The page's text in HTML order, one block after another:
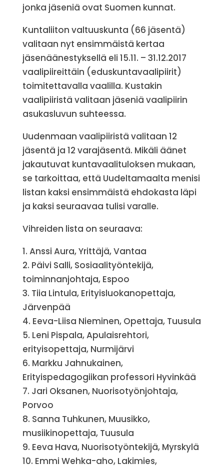
jonka jäseniä ovat Suomen kunnat.
Kuntaliiton valtuuskunta (66 jäsentä)
valitaan nyt ensimmäistä kertaa
jäsenäänestyksellä eli 15.11. – 31.12.2017
vaalipiireittäin (eduskuntavaalipiirit)
toimitettavalla vaalilla. Kustakin
vaalipiiristä valitaan jäseniä vaalipiirin
asukasluvun suhteessa.
Uudenmaan vaalipiiristä valitaan 12
jäsentä ja 12 varajäsentä. Mikäli äänet
jakautuvat kuntavaalituloksen mukaan,
se tarkoittaa, että Uudeltamaalta menisi
listan kaksi ensimmäistä ehdokasta läpi
ja kaksi seuraavaa tulisi varalle.
Vihreiden lista on seuraava:
1. Anssi Aura, Yrittäjä, Vantaa
2. Päivi Salli, Sosiaalityöntekijä,
toiminnanjohtaja, Espoo
3. Tiia Lintula, Erityisluokanopettaja,
Järvenpää
4. Eeva-Liisa Nieminen, Opettaja, Tuusula
5. Leni Pispala, Apulaisrehtori,
erityisopettaja, Nurmijärvi
6. Markku Jahnukainen,
Erityispedagogiikan professori Hyvinkää
7. Jari Oksanen, Nuorisotyönjohtaja,
Porvoo
8. Sanna Tuhkunen, Muusikko,
musiikinopettaja, Tuusula
9. Eeva Hava, Nuorisotyöntekijä, Myrskylä
10. Emmi Wehka-aho, Lakimies,